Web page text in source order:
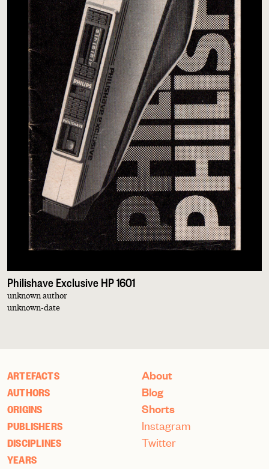
Philishave Exclusive HP 1601
unknown author
unknown-date
ARTEFACTS
AUTHORS
ORIGINS
PUBLISHERS
DISCIPLINES
YEARS
About
Blog
Shorts
Instagram
Twitter